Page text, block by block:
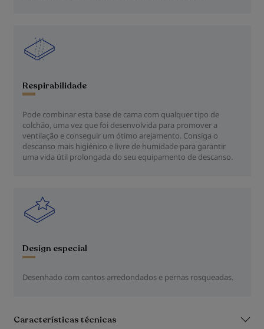
Respirabilidade
Pode combinar esta base de cama com qualquer tipo de
colchão, uma vez que foi desenvolvida para promover a
ventilação e conseguir um ótimo arejamento. Consiga o
descanso mais higiénico e livre de humidade para garantir
uma vida útil prolongada do seu equipamento de descanso.
Design especial
Desenhado com cantos arredondados e pernas rosqueadas.
Características técnicas